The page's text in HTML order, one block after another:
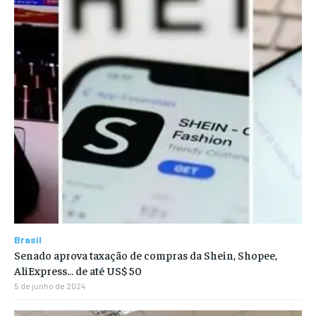
Brasil
Senado aprova taxação de compras da Shein, Shopee,
AliExpress… de até US$ 50
5 de junho de 2024